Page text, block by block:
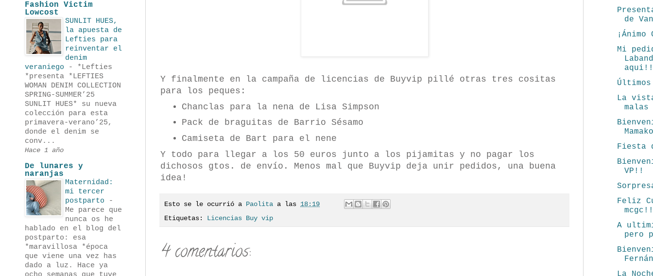
Y finalmente en la campaña de licencias de Buyvip pillé otras tres cositas
para los peques:
Chanclas para la nena de Lisa Simpson
Pack de braguitas de Barrio Sésamo
Camiseta de Bart para el nene
Y todo para llegar a los 50 euros junto a los pijamitas y no pagar los
dichosos gtos. de envío. Menos mal que Buyvip deja unir pedidos, una buena
idea!
Esto se le ocurrió a Paolita a las 18:19
Etiquetas: Licencias Buy vip
4 comentarios:
Fashion Victim
Lowcost
SUNLIT HUES,
la apuesta de
Lefties para
reinventar el
denim
veraniego
-
*Lefties
*presenta *LEFTIES
WOMAN DENIM COLLECTION
SPRING-SUMMER’25
SUNLIT HUES* su nueva
colección para esta
primavera-verano’25,
donde el denim se
conv...
Hace 1 año
De lunares y
naranjas
Maternidad:
mi tercer
postparto
-
Me parece que
nunca os he
hablado en el blog del
postparto: esa
*maravillosa *época
que viene una vez has
dado a luz. Hace ya
de
¡Ánimo
Mi
La
malas
Fiesta
VP!!
Feliz
mcgc!!
A
pero
La